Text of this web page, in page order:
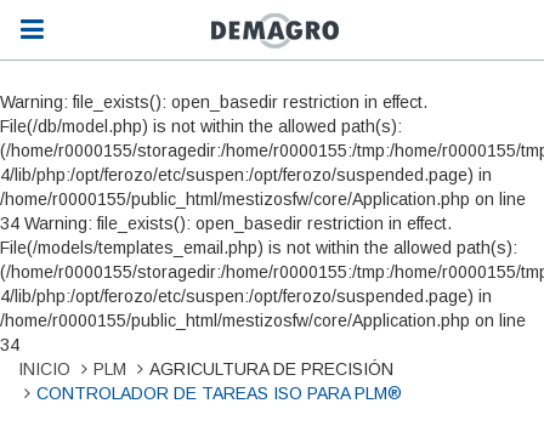
Warning: file_exists(): open_basedir restriction in effect.
File(/db/model.php) is not within the allowed path(s):
(/home/r0000155/storagedir:/home/r0000155:/tmp:/home/r0000155/
4/lib/php:/opt/ferozo/etc/suspen:/opt/ferozo/suspended.page) in
/home/r0000155/public_html/mestizosfw/core/Application.php on line
34 Warning: file_exists(): open_basedir restriction in effect.
File(/models/templates_email.php) is not within the allowed path(s):
(/home/r0000155/storagedir:/home/r0000155:/tmp:/home/r0000155/
4/lib/php:/opt/ferozo/etc/suspen:/opt/ferozo/suspended.page) in
/home/r0000155/public_html/mestizosfw/core/Application.php on line
34
INICIO
PLM
AGRICULTURA DE PRECISIÓN
CONTROLADOR DE TAREAS ISO PARA PLM®